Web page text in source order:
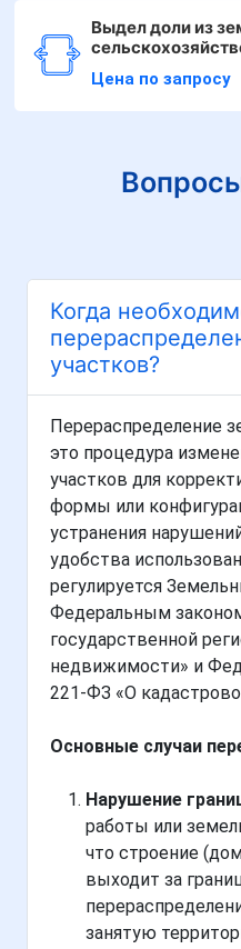
Выдел доли из
Цена по запросу
Когда
участков?
Перераспределение
это процедура
участков для
формы или
устранения
удобства
регулируется
Федеральным
государственной
недвижимости» и
221-ФЗ «О
Основные случаи
Нарушение
работы или
что строение
выходит за
занятую